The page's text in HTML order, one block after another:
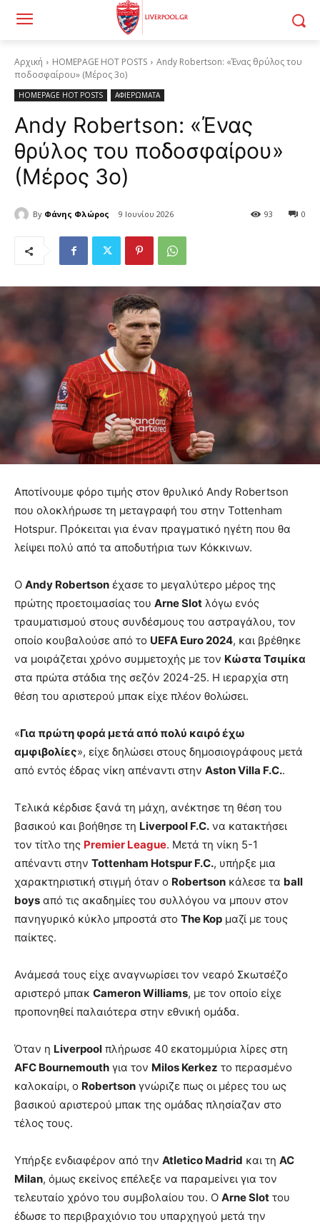
Αρχική HOMEPAGE HOT POSTS
Andy Robertson: «Ένας θρύλος του
ποδοσφαίρου» (Μέρος 3ο)
HOMEPAGE HOT POSTS ΑΦΙΕΡΩΜΑΤΑ
Andy Robertson: «Ένας
θρύλος του ποδοσφαίρου»
(Μέρος 3ο)
By Φάνης Φλώρος 9 Ιουνίου 2026 0
93
Αποτίνουμε φόρο τιμής στον θρυλικό Andy Robertson
που ολοκλήρωσε τη μεταγραφή του στην Tottenham
Hotspur. Πρόκειται για έναν πραγματικό ηγέτη που θα
λείψει πολύ από τα αποδυτήρια των Κόκκινων.
Ο Andy Robertson έχασε το μεγαλύτερο μέρος της
πρώτης προετοιμασίας του Arne Slot λόγω ενός
τραυματισμού στους συνδέσμους του αστραγάλου, τον
οποίο κουβαλούσε από το UEFA Euro 2024, και βρέθηκε
να μοιράζεται χρόνο συμμετοχής με τον Κώστα Τσιμίκα
στα πρώτα στάδια της σεζόν 2024-25. Η ιεραρχία στη
θέση του αριστερού μπακ είχε πλέον θολώσει.
«Για πρώτη φορά μετά από πολύ καιρό έχω
αμφιβολίες», είχε δηλώσει στους δημοσιογράφους μετά
από εντός έδρας νίκη απέναντι στην Aston Villa F.C..
Τελικά κέρδισε ξανά τη μάχη, ανέκτησε τη θέση του
βασικού και βοήθησε τη Liverpool F.C. να κατακτήσει
τον τίτλο της Premier League. Μετά τη νίκη 5-1
απέναντι στην Tottenham Hotspur F.C., υπήρξε μια
χαρακτηριστική στιγμή όταν ο Robertson κάλεσε τα ball
boys από τις ακαδημίες του συλλόγου να μπουν στον
πανηγυρικό κύκλο μπροστά στο The Kop μαζί με τους
παίκτες.
Ανάμεσά τους είχε αναγνωρίσει τον νεαρό Σκωτσέζο
αριστερό μπακ Cameron Williams, με τον οποίο είχε
προπονηθεί παλαιότερα στην εθνική ομάδα.
Όταν η Liverpool πλήρωσε 40 εκατομμύρια λίρες στη
AFC Bournemouth για τον Milos Kerkez το περασμένο
καλοκαίρι, ο Robertson γνώριζε πως οι μέρες του ως
βασικού αριστερού μπακ της ομάδας πλησίαζαν στο
τέλος τους.
Υπήρξε ενδιαφέρον από την Atletico Madrid και τη AC
Milan, όμως εκείνος επέλεξε να παραμείνει για τον
τελευταίο χρόνο του συμβολαίου του. Ο Arne Slot του
έδωσε το περιβραχιόνιο του υπαρχηγού μετά την